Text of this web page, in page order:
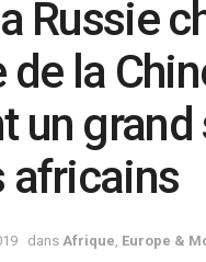
Russie
de la
un
africains
dans Afrique Europe &